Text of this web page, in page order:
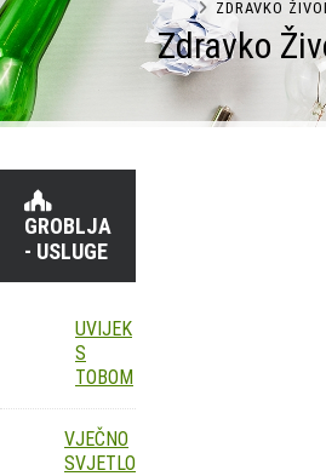
Zdravko
ZDRAVKO
GROBLJA
- USLUGE
UVIJEK
S
TOBOM
VJEČNO
SVJETLO